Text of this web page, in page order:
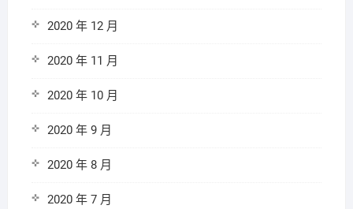
2020 年 12 月
2020 年 11 月
2020 年 10 月
2020 年 9 月
2020 年 8 月
2020 年 7 月